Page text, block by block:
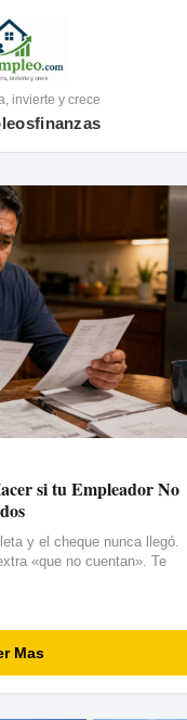
invierte y crece
finanzas
si tu Empleador No
y el cheque nunca llegó.
«que no cuentan». Te
Mas